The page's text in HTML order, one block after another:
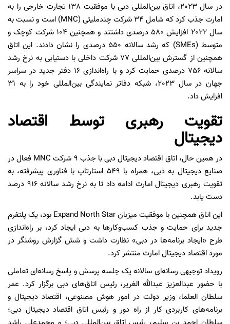
در سال 2023، اتاق بین‌المللی دبی با موفقیت 138 تجارت خارجی را به
امارت جذب کرد که شامل 34 شرکت چندملیتی (MNC) است و نسبت به
سال 2022 افزایش 580 درصدی داشتند و همچنین 104 شرکت کوچک و
متوسط (SMEs) که رشد سالانه 550 درصدی را نشان دادند. این اتاق
همچنین از گسترش بین‌المللی 77 شرکت داخلی با دستیابی به نرخ رشد
سالانه 756 درصدی حمایت کرد و با راه‌اندازی 16 دفتر جدید در سراسر
جهان در سال 2023، شبکه دفاتر نمایندگی بین‌المللی خود را به 31
افزایش داد.
تقویت رهبری توسط اقتصاد
دیجیتال
در همین حال، اتاق اقتصاد دیجیتال دبی با جذب 9 شرکت MNC فعال در
صنایع دیجیتال به دبی، همراه با 549 استارتاپ با فناوری پیشرفته، به
تقویت رهبری دیجیتال امارت ادامه داد تا به نرخ رشد سالانه 916 درصد
دست یابد.
این اتاق همچنین با موفقیت میزبان Expand North Star بود، یک پلتفرم
جدید برای حمایت و جذب کسب‌وکارها به دبی ایجاد کرد، بر راه‌اندازی
طرح «ایجاد برنامه‌ها در دبی» نظارت داشت و شش گزارش روشنگر در
مورد اقتصاد دیجیتال امارت منتشر کرد.
رویداد توجیهی رسانه‌ای سالانه یک جلسه پرسش و پاسخ رسانه‌ای تعاملی
با حضور عبدالعزیز عبدالله الغریر، رئیس اتاق‌های دبی برگزار کرد. عمر
سلطان العلما، وزیر دولت در امور هوش مصنوعی، اقتصاد دیجیتال و
برنامه‌های کاربردی کار از راه دور و رئیس اتاق اقتصاد دیجیتال دبی؛